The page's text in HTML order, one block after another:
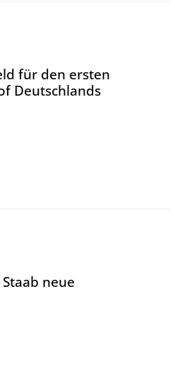
für den ersten
Deutschlands
den ersten muslimischen
neue
neue Geschäftsführerin